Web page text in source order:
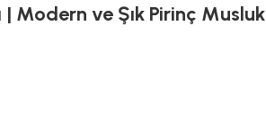
| Modern ve Şık Pirinç Musluk